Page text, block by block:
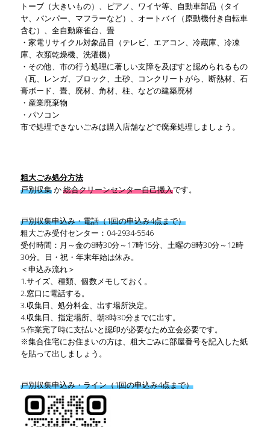
トーブ（大きいもの）、ピアノ、ワイヤ等、自動車部品（タイ
ヤ、バンパー、マフラーなど）、オートバイ（原動機付き自転車
含む）、全自動麻雀台、畳
・家電リサイクル対象品目（テレビ、エアコン、冷蔵庫、冷凍
庫、衣類乾燥機、洗濯機）
・その他、市の行う処理に著しい支障を及ぼすと認められるもの
（瓦、レンガ、ブロック、土砂、コンクリートがら、断熱材、石
膏ボード、畳、廃材、角材、柱、などの建築廃材
・産業廃棄物
・パソコン
市で処理できないごみは購入店舗などで廃棄処理しましょう。
粗大ごみ処分方法
戸別収集か総合クリーンセンター自己搬入です。
戸別収集申込み・電話（1回の申込み4点まで）
粗大ごみ受付センター：04-2934-5546
受付時間：月～金の8時30分～17時15分、土曜の8時30分～12時
30分。日・祝・年末年始は休み。
＜申込み流れ＞
1.サイズ、種類、個数メモしておく。
2.窓口に電話する。
3.収集日、処分料金、出す場所決定。
4.収集日、指定場所、朝8時30分までに出す。
5.作業完了時に支払いと認印が必要なため立会必要です。
※集合住宅にお住まいの方は、粗大ごみに部屋番号を記入した紙
を貼って出しましょう。
戸別収集申込み・ライン（1回の申込み4点まで）